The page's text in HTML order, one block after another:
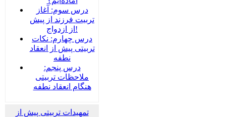
درس سوم: آغاز
تربیت فرزند از پیش
از ازدواج!
درس چهارم: نکات
تربیتی پیش از انعقاد
نطفه
درس پنجم:
ملاحظات تربیتی
هنگام انعقاد نطفه
تمهیدات تربیتی پیش از